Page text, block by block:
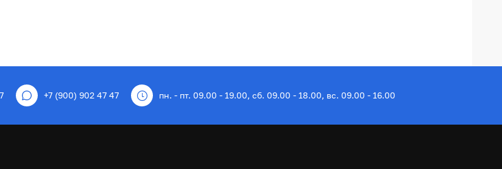
+7 (900) 902 47 47 пн. - пт. 09.00 - 19.00, сб. 09.00 - 18.00, вс. 09.00 - 16.00